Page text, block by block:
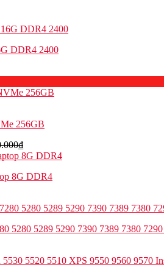
DDR4 2400
256GB
₫
8G DDR4
5280 5289 5290 7390 7389 7380